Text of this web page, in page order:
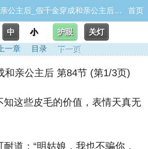
假千金穿成和亲公主后_假千金穿成和亲公主后 第84节 首页
中 小 护眼
关灯
上一章
目录 下一页
亲公主后 第84节 (第1/3页)
这些皮毛的价值，表情天真无
道：“明姑娘，我也不骗你，